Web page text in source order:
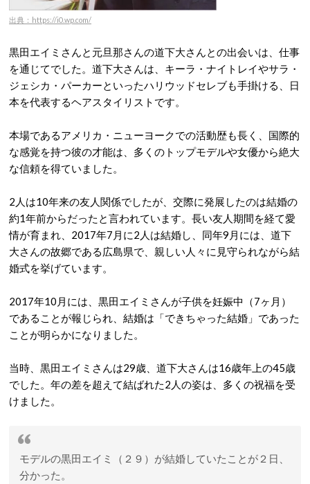
出典：https://i0.wp.com/
黒田エイミさんと元旦那さんの道下大さんとの出会いは、仕事
を通じてでした。道下大さんは、キーラ・ナイトレイやサラ・
ジェシカ・パーカーといったハリウッドセレブも手掛ける、日
本を代表するヘアスタイリストです。
本場であるアメリカ・ニューヨークでの活動歴も長く、国際的
な感覚を持つ彼の才能は、多くのトップモデルや女優から絶大
な信頼を得ていました。
2人は10年来の友人関係でしたが、交際に発展したのは結婚の
約1年前からだったと言われています。 長い友人期間を経て愛
情が育まれ、2017年7月に2人は結婚し、同年9月には、道下
大さんの故郷である広島県で、親しい人々に見守られながら結
婚式を挙げています。
2017年10月には、黒田エイミさんが子供を妊娠中（7ヶ月）
であることが報じられ、結婚は「できちゃった結婚」であった
ことが明らかになりました。
当時、黒田エイミさんは29歳、道下大さんは16歳年上の45歳
でした。 年の差を超えて結ばれた2人の姿は、多くの祝福を受
けました。
モデルの黒田エイミ（２９）が結婚していたことが２日、
分かった。